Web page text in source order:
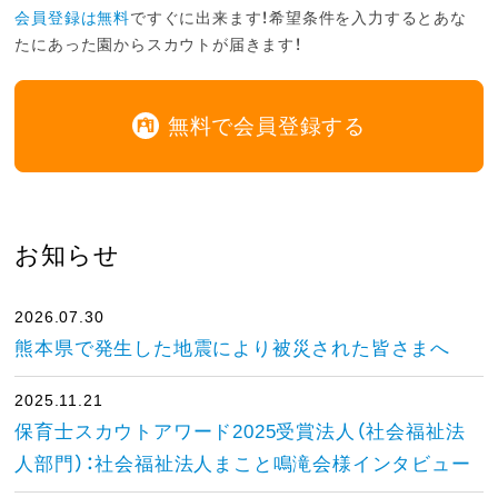
会員登録は無料ですぐに出来ます！希望条件を入力するとあな
たにあった園からスカウトが届きます！
無料で会員登録する
お知らせ
2026.07.30
熊本県で発生した地震により被災された皆さまへ
2025.11.21
保育士スカウトアワード2025受賞法人（社会福祉法
人部門）：社会福祉法人まこと鳴滝会様インタビュー